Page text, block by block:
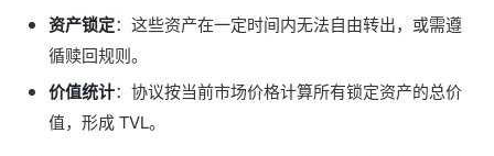
资产锁定：这些资产在一定时间内无法自由转出，或需遵
循赎回规则。
价值统计：协议按当前市场价格计算所有锁定资产的总价
值，形成 TVL。